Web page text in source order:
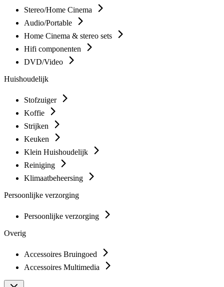
Stereo/Home Cinema
Audio/Portable
Home Cinema & stereo sets
Hifi componenten
DVD/Video
Huishoudelijk
Stofzuiger
Koffie
Strijken
Keuken
Klein Huishoudelijk
Reiniging
Klimaatbeheersing
Persoonlijke verzorging
Persoonlijke verzorging
Overig
Accessoires Bruingoed
Accessoires Multimedia